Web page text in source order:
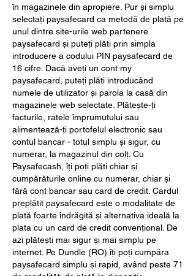
în magazinele din apropiere. Pur și simplu
selectați paysafecard ca metodă de plată pe
unul dintre site-urile web partenere
paysafecard și puteți plăti prin simpla
introducere a codului PIN paysafecard de
16 cifre. Dacă aveți un cont my
paysafecard, puteți plăti introducând
numele de utilizator și parola la casă din
magazinele web selectate. Plătește-ți
facturile, ratele împrumutului sau
alimentează-ți portofelul electronic sau
contul bancar - totul simplu și sigur, cu
numerar, la magazinul din colț. Cu
Paysafecash, îți poți plăti chiar și
cumpărăturile online cu numerar, chiar și
fără cont bancar sau card de credit. Cardul
preplătit paysafecard este o modalitate de
plată foarte îndrăgită și alternativa ideală la
plata cu un card de credit convențional. De
azi plătești mai sigur și mai simplu pe
internet. Pe Dundle (RO) îți poți cumpăra
paysafecard simplu și rapid, având peste 71